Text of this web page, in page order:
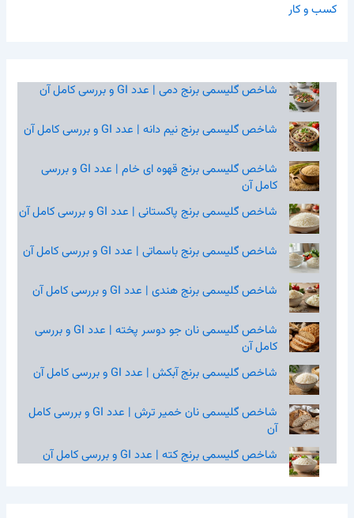
کسب و کار
شاخص گلیسمی برنج دمی | عدد GI و بررسی کامل آن
شاخص گلیسمی برنج نیم‌ دانه | عدد GI و بررسی کامل آن
شاخص گلیسمی برنج قهوه‌ ای خام | عدد GI و بررسی
کامل آن
شاخص گلیسمی برنج پاکستانی | عدد GI و بررسی کامل آن
شاخص گلیسمی برنج باسماتی | عدد GI و بررسی کامل آن
شاخص گلیسمی برنج هندی | عدد GI و بررسی کامل آن
شاخص گلیسمی نان جو دوسر پخته | عدد GI و بررسی
کامل آن
شاخص گلیسمی برنج آبکش | عدد GI و بررسی کامل آن
شاخص گلیسمی نان خمیر ترش | عدد GI و بررسی کامل
آن
شاخص گلیسمی برنج کته | عدد GI و بررسی کامل آن